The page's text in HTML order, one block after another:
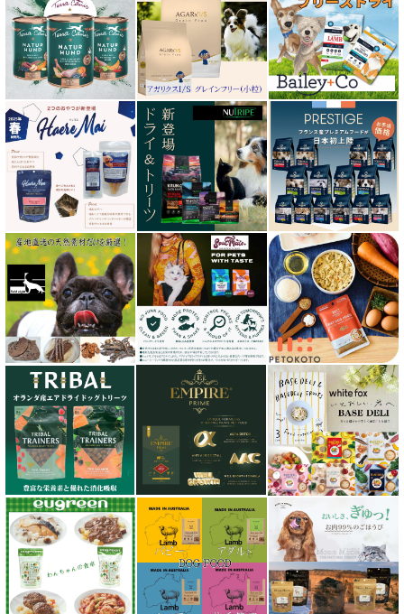
カントリーロード Country Roads
キアオラ kiaora
キャノフィラ
グリーンフィッシュ GreenFish
ケリーアンドコー Kelly＆Co’s
サンデーペッツ Sunday Pets
サンユー研究所
シェフ SHEF
シグネチャー７（Signature7）正規輸入品
シシア Schesir
獣医さん推奨シリーズ
シルクフル SILKFULL
ジーランディア Zealandia
スマイリー Smiley
ソウルメイト SoulMate